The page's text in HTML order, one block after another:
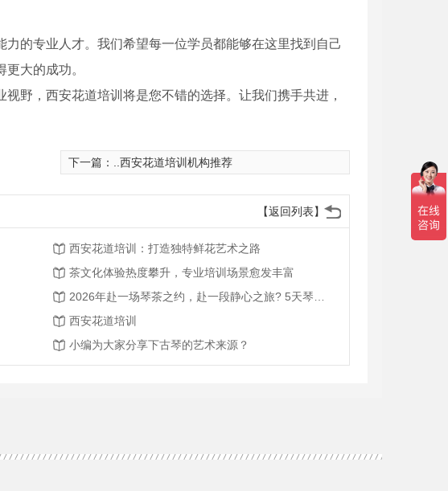
西安茶具销售 西安茶叶销售
的专业人才。我们希望每一位学员都能够在这里找到自己
大的成功。
野，西安花道培训将是您不错的选择。让我们携手共进，
下一篇： ..西安花道培训机构推荐
【返回列表】
西安花道培训：打造独特鲜花艺术之路
茶文化体验热度攀升，专业培训场景愈发丰富
西安花道培训
小编为大家分享下古琴的艺术来源？